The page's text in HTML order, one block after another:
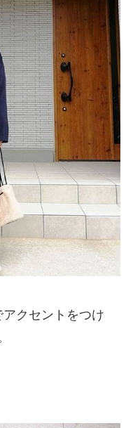
クセントをつけ